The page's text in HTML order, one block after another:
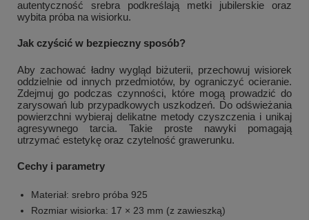
autentyczność srebra podkreślają metki jubilerskie oraz
wybita próba na wisiorku.
Jak czyścić w bezpieczny sposób?
Aby zachować ładny wygląd biżuterii, przechowuj wisiorek
oddzielnie od innych przedmiotów, by ograniczyć ocieranie.
Zdejmuj go podczas czynności, które mogą prowadzić do
zarysowań lub przypadkowych uszkodzeń. Do odświeżania
powierzchni wybieraj delikatne metody czyszczenia i unikaj
agresywnego tarcia. Takie proste nawyki pomagają
utrzymać estetykę oraz czytelność grawerunku.
Cechy i parametry
Materiał: srebro próba 925
Rozmiar wisiorka: 17 × 23 mm (z zawieszką)